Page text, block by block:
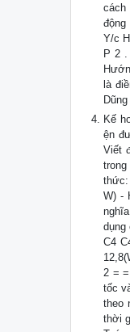
cách
động
Y/c
P 2
là
Kế
ện
Viết
thức:
W) -
dụng
C4
2 =
tốc
theo
thời